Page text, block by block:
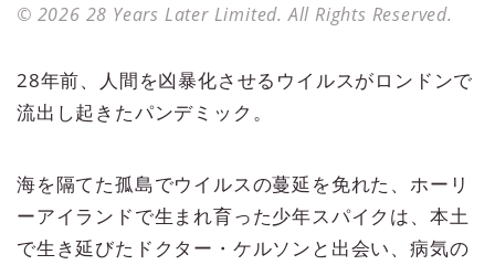
© 2026 28 Years Later Limited. All Rights Reserved.
28年前、人間を凶暴化させるウイルスがロンドンで
流出し起きたパンデミック。
海を隔てた孤島でウイルスの蔓延を免れた、ホーリ
ーアイランドで生まれ育った少年スパイクは、本土
で生き延びたドクター・ケルソンと出会い、病気の